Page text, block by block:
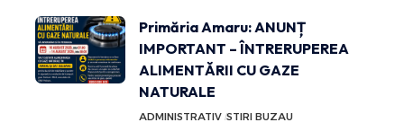
Primăria Amaru: ANUNȚ
IMPORTANT – ÎNTRERUPEREA
ALIMENTĂRII CU GAZE
NATURALE
ADMINISTRATIV STIRI BUZAU